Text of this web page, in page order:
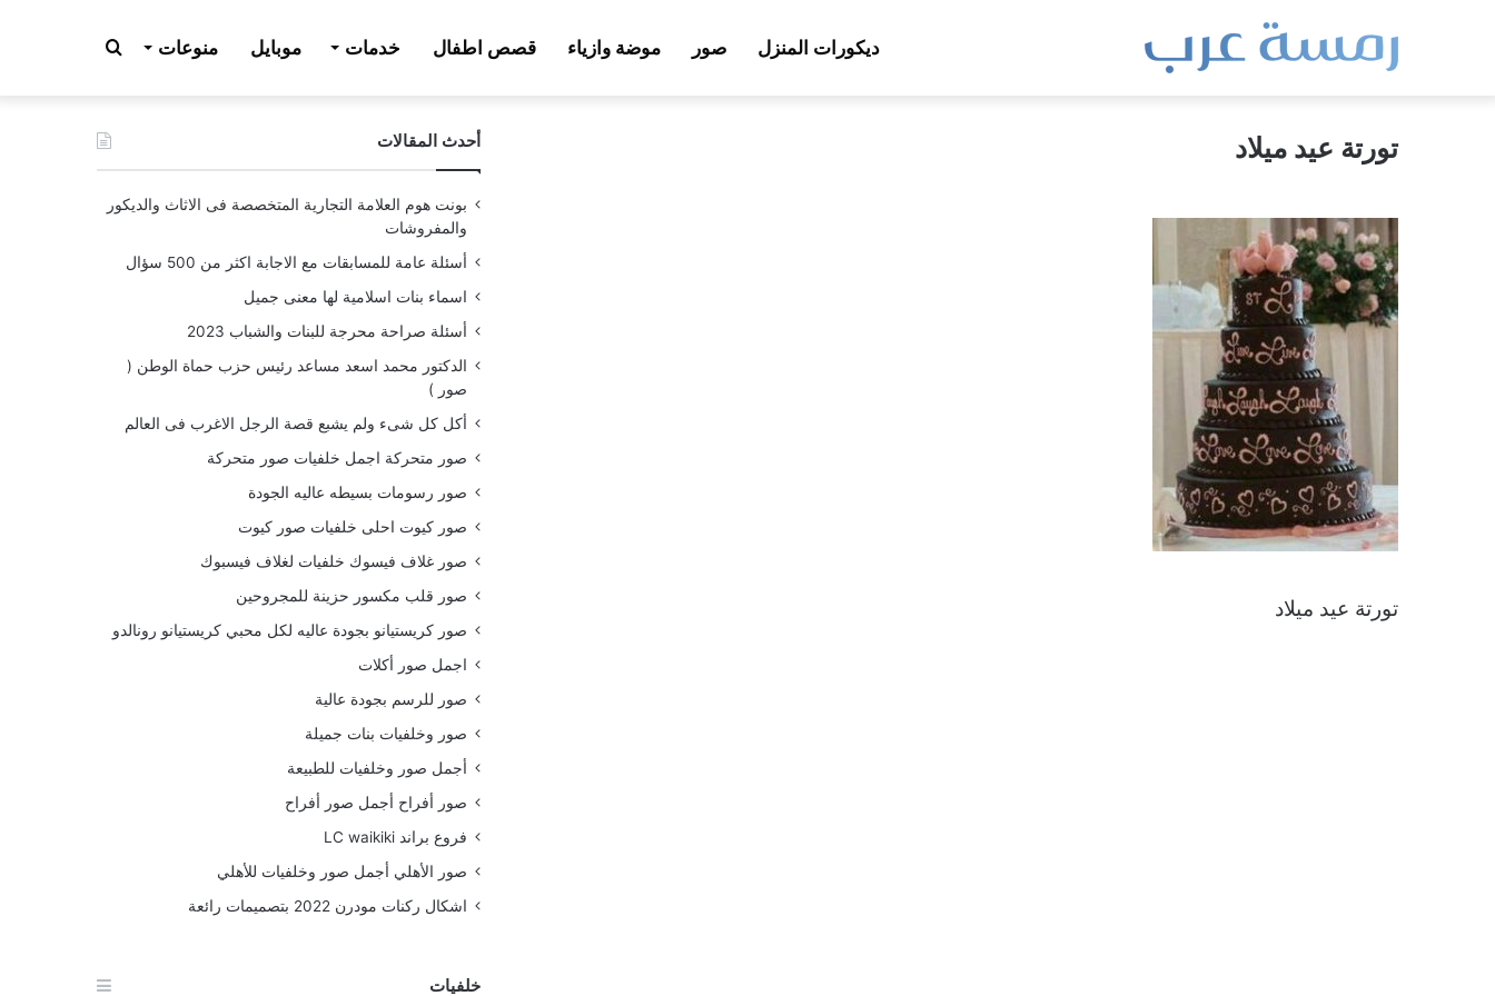
ديكورات المنزل صور موضة وازياء قصص اطفال خدمات موبايل منوعات بحث
عن تورتة عيد ميلاد
تورتة عيد ميلاد
أحدث المقالات
بونت هوم العلامة التجارية المتخصصة فى الاثاث والديكور
والمفروشات
أسئلة عامة للمسابقات مع الاجابة اكثر من 500 سؤال
اسماء بنات اسلامية لها معنى جميل
أسئلة صراحة محرجة للبنات والشباب 2023
الدكتور محمد اسعد مساعد رئيس حزب حماة الوطن (
صور )
أكل كل شىء ولم يشبع قصة الرجل الاغرب فى العالم
صور متحركة اجمل خلفيات صور متحركة
صور رسومات بسيطه عاليه الجودة
صور كيوت احلى خلفيات صور كيوت
صور غلاف فيسوك خلفيات لغلاف فيسبوك
صور قلب مكسور حزينة للمجروحين
صور كريستيانو بجودة عاليه لكل محبي كريستيانو رونالدو
اجمل صور أكلات
صور للرسم بجودة عالية
صور وخلفيات بنات جميلة
أجمل صور وخلفيات للطبيعة
صور أفراح أجمل صور أفراح
فروع براند LC waikiki
صور الأهلي أجمل صور وخلفيات للأهلي
اشكال ركنات مودرن 2022 بتصميمات رائعة
خلفيات